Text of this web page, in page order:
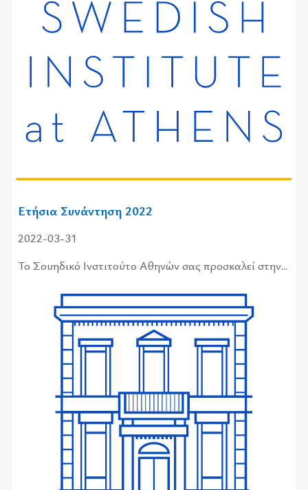
Ετήσια Συνάντηση 2022
2022-03-31
Το Σου­η­δι­κό Ινστι­τού­το Αθη­νών σας προ­σκα­λεί στην...